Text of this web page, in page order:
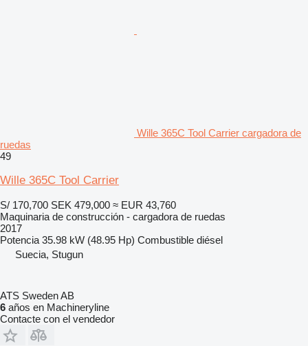
Wille 365C Tool Carrier cargadora de
ruedas
49
Wille 365C Tool Carrier
S/ 170,700 SEK 479,000 ≈ EUR 43,760
Maquinaria de construcción - cargadora de ruedas
2017
Potencia 35.98 kW (48.95 Hp) Combustible diésel
Suecia, Stugun
ATS Sweden AB
6 años en Machineryline
Contacte con el vendedor